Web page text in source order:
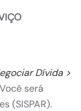
Dívida >
será
(SISPAR).